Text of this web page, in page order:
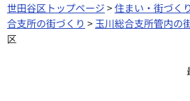
世田谷区トップページ >住まい・街づく
合支所の街づくり >玉川総合支所管内の
区